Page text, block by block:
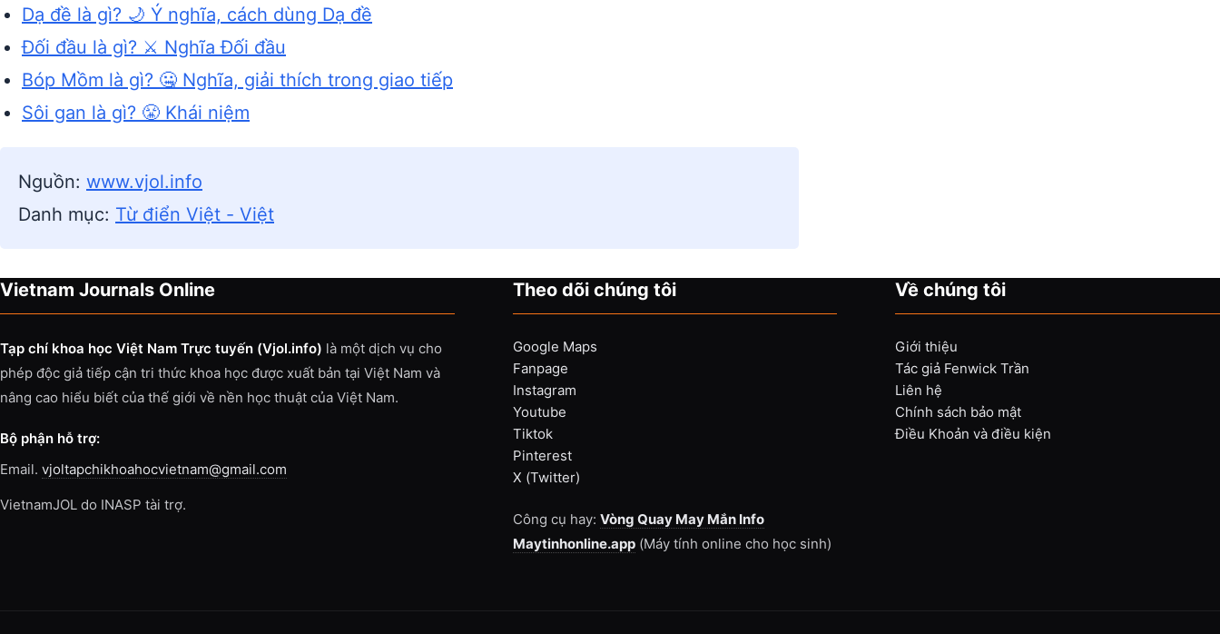
Dạ đề là gì? 🌙 Ý nghĩa, cách dùng Dạ đề
Đối đầu là gì? ⚔️ Nghĩa Đối đầu
Bóp Mồm là gì? 🤐 Nghĩa, giải thích trong giao tiếp
Sôi gan là gì? 😤 Khái niệm
Nguồn: www.vjol.info
Danh mục: Từ điển Việt - Việt
Vietnam Journals Online
Tạp chí khoa học Việt Nam Trực tuyến (Vjol.info) là một dịch vụ cho
phép độc giả tiếp cận tri thức khoa học được xuất bản tại Việt Nam và
nâng cao hiểu biết của thế giới về nền học thuật của Việt Nam.
Bộ phận hỗ trợ:
Email. vjoltapchikhoahocvietnam@gmail.com
VietnamJOL do INASP tài trợ.
Theo dõi chúng tôi
Google Maps
Fanpage
Instagram
Youtube
Tiktok
Pinterest
X (Twitter)
Công cụ hay: Vòng Quay May Mắn Info
Maytinhonline.app(Máy tính online cho học sinh)
Về chúng tôi
Giới thiệu
Tác giả Fenwick Trần
Liên hệ
Chính sách bảo mật
Điều Khoản và điều kiện